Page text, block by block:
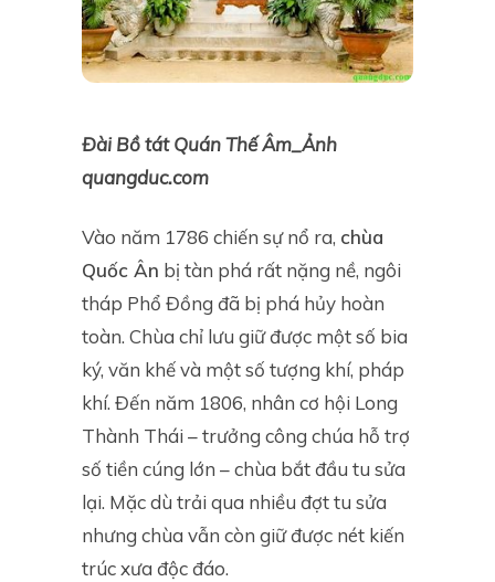
Đài Bồ tát Quán Thế Âm_Ảnh
quangduc.com
Vào năm 1786 chiến sự nổ ra, chùa
Quốc Ân bị tàn phá rất nặng nề, ngôi
tháp Phổ Đồng đã bị phá hủy hoàn
toàn. Chùa chỉ lưu giữ được một số bia
ký, văn khế và một số tượng khí, pháp
khí. Đến năm 1806, nhân cơ hội Long
Thành Thái – trưởng công chúa hỗ trợ
số tiền cúng lớn – chùa bắt đầu tu sửa
lại. Mặc dù trải qua nhiều đợt tu sửa
nhưng chùa vẫn còn giữ được nét kiến
trúc xưa độc đáo.